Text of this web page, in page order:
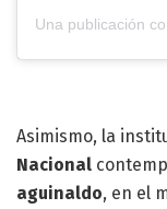
Asimismo, la
Nacional
aguinaldo, en el